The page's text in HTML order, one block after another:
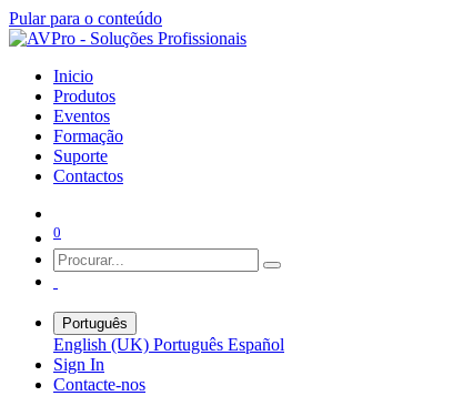
Pular para o conteúdo
Inicio
Produtos
Eventos
Formação
Suporte
Contactos
0
Português
English (UK) Português Español
Sign In
Contacte-nos